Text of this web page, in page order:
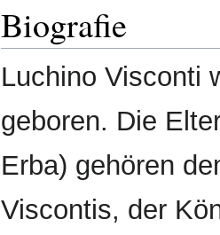
Biografie
Luchino Visconti
geboren. Die
Erba) gehören
Viscontis, der